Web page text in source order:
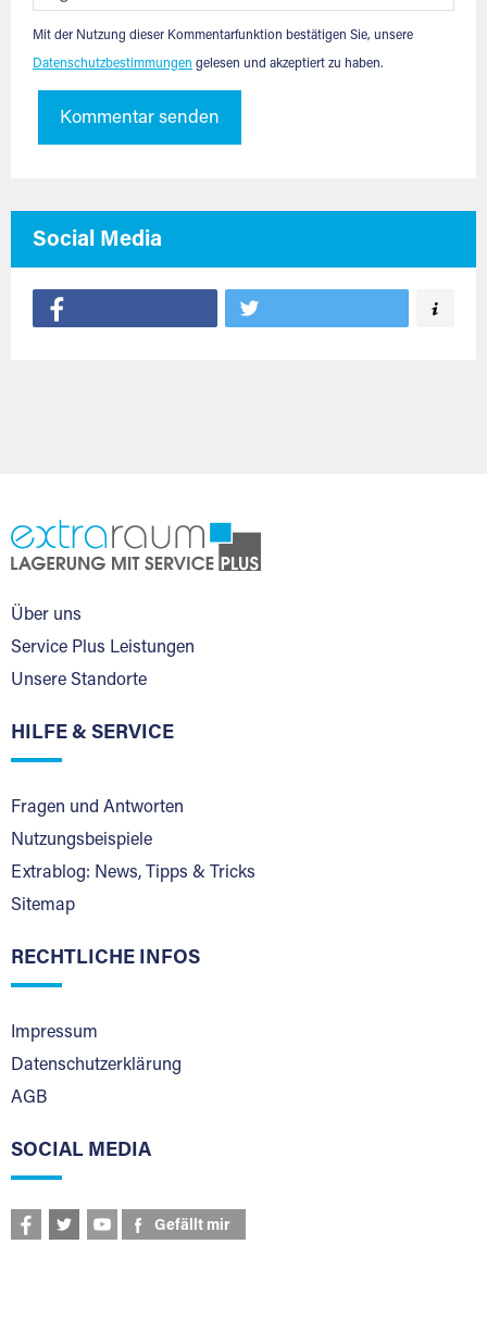
Mit der Nutzung dieser Kommentarfunktion bestätigen Sie, unsere
Datenschutzbestimmungen gelesen und akzeptiert zu haben.
Kommentar senden
Social Media
Über uns
Service Plus Leistungen
Unsere Standorte
HILFE & SERVICE
Fragen und Antworten
Nutzungsbeispiele
Extrablog: News, Tipps & Tricks
Sitemap
RECHTLICHE INFOS
Impressum
Datenschutzerklärung
AGB
SOCIAL MEDIA
Gefällt mir